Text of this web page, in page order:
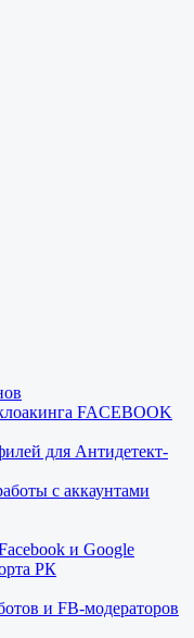
FACEBOOK
для Антидетект-
с аккаунтами
и Google
РК
и FB-модераторов